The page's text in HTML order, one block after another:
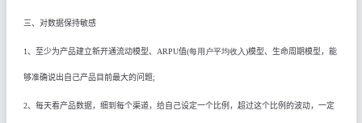
三、对数据保持敏感
1、至少为产品建立新开通流动模型、 ARPU值(每用户平均收入)模型、生命周期模型，能
够准确说出自己产品目前最大的问题;
2、每天看产品数据，细到每个渠道，给自己设定一个比例，超过这个比例的波动，一定